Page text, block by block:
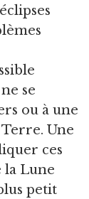
se
ou à une
Une
ces
la Lune
petit